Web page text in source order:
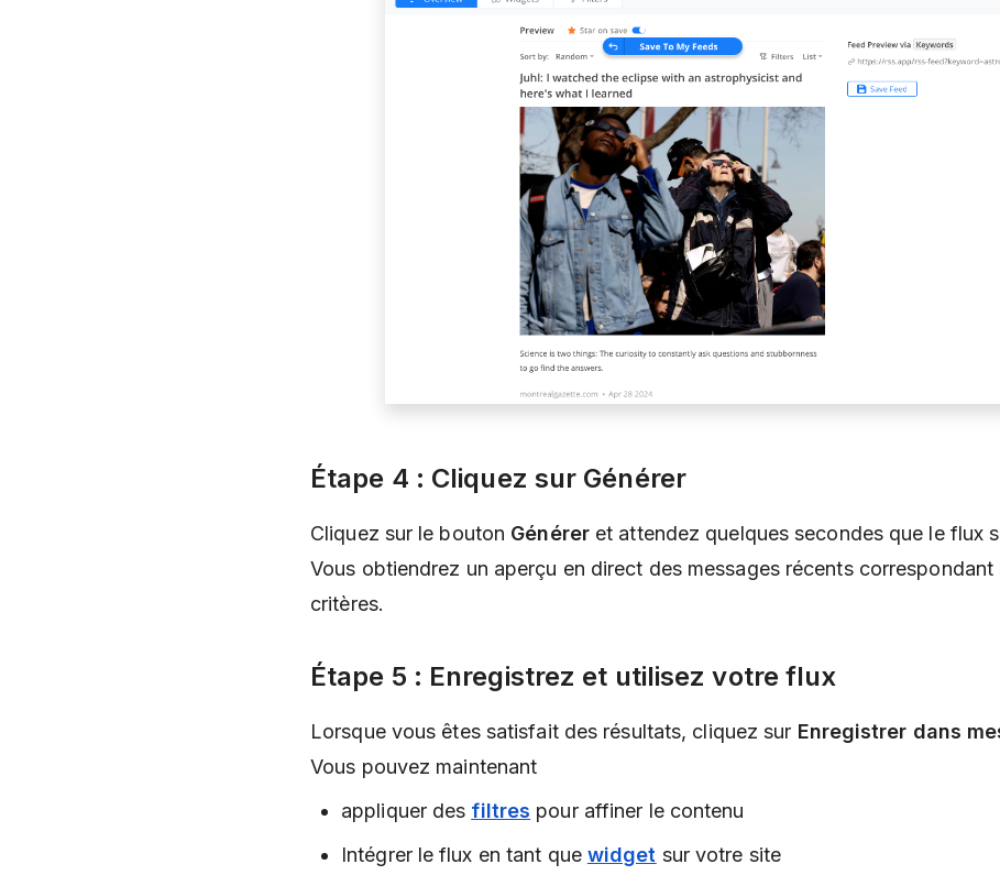
Étape 4 : Cliquez sur Générer
Cliquez sur le bouton Généreret attendez quelques secondes que le flux
Vous obtiendrez un aperçu en direct des messages récents correspondant
critères.
Étape 5 : Enregistrez et utilisez votre flux
Lorsque vous êtes satisfait des résultats, cliquez sur Enregistrer dans
Vous pouvez maintenant
appliquer des filtres pour affiner le contenu
Intégrer le flux en tant que widget sur votre site